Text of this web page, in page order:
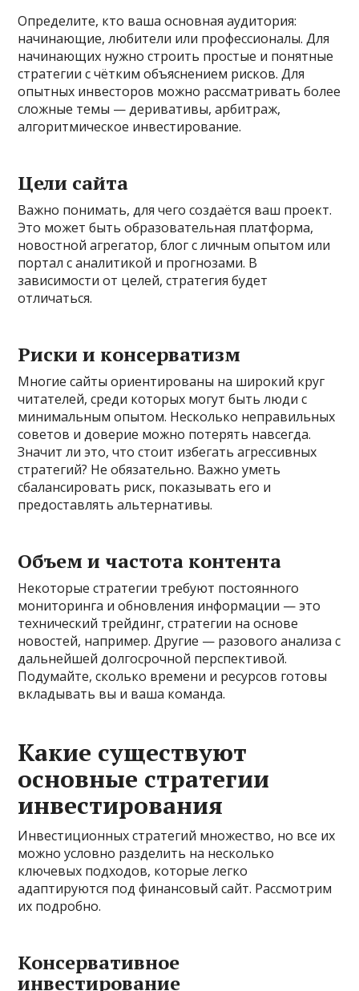
Определите, кто ваша основная аудитория:
начинающие, любители или профессионалы. Для
начинающих нужно строить простые и понятные
стратегии с чётким объяснением рисков. Для
опытных инвесторов можно рассматривать более
сложные темы — деривативы, арбитраж,
алгоритмическое инвестирование.
Цели сайта
Важно понимать, для чего создаётся ваш проект.
Это может быть образовательная платформа,
новостной агрегатор, блог с личным опытом или
портал с аналитикой и прогнозами. В
зависимости от целей, стратегия будет
отличаться.
Риски и консерватизм
Многие сайты ориентированы на широкий круг
читателей, среди которых могут быть люди с
минимальным опытом. Несколько неправильных
советов и доверие можно потерять навсегда.
Значит ли это, что стоит избегать агрессивных
стратегий? Не обязательно. Важно уметь
сбалансировать риск, показывать его и
предоставлять альтернативы.
Объем и частота контента
Некоторые стратегии требуют постоянного
мониторинга и обновления информации — это
технический трейдинг, стратегии на основе
новостей, например. Другие — разового анализа с
дальнейшей долгосрочной перспективой.
Подумайте, сколько времени и ресурсов готовы
вкладывать вы и ваша команда.
Какие существуют
основные стратегии
инвестирования
Инвестиционных стратегий множество, но все их
можно условно разделить на несколько
ключевых подходов, которые легко
адаптируются под финансовый сайт. Рассмотрим
их подробно.
Консервативное
инвестирование